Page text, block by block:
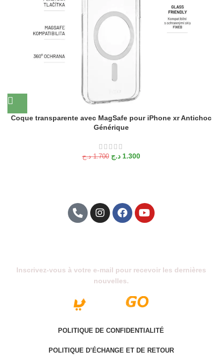
Coque transparente avec MagSafe pour iPhone xr Antichoc
Générique
1.700 د.ج 1.300 د.ج
Inscrivez-vous à votre e-mail pour recevoir les dernières
nouvelles.
POLITIQUE DE CONFIDENTIALITÉ
POLITIQUE D’ÉCHANGE ET DE RETOUR